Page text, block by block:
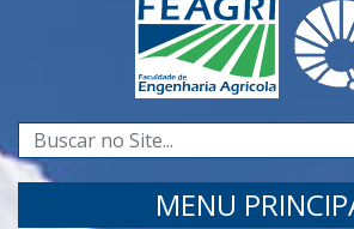
Pesquisar...
MENU